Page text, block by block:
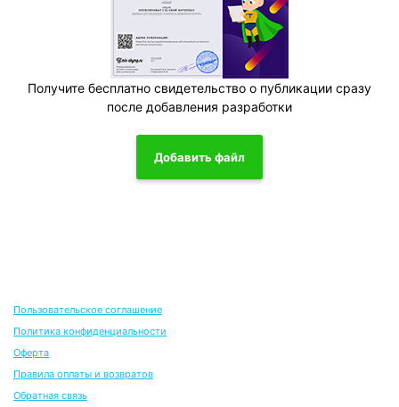
Получите бесплатно свидетельство о публикации сразу
после добавления разработки
Добавить файл
Пользовательское соглашение
Политика конфиденциальности
Оферта
Правила оплаты и возвратов
Обратная связь